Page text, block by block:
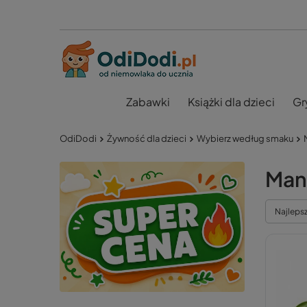
Zabawki Książki dla dzieci
OdiDodi Żywność dla dzieci Wybierz według smaku